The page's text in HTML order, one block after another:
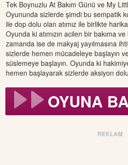
Tek Boynuzlu At Bakım Günü ve My
Oyununda sizlerde şimdi bu sempatik
ile dop dolu olan atımız ile birlikte
Oyunda ki atımızın acilen bir bakıma
zamanda ise de makyaj yayılmasına
sizlerde hemen mücadeleye başlayın
süslemeye başlayın. Oyunda ki
hemen başlayarak sizlerde aksiyon
OYUNA
REKLAM